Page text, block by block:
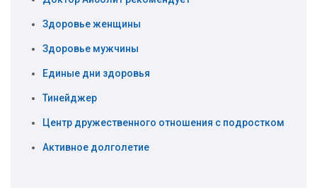
Здоровье женщины
Здоровье мужчины
Единые дни здоровья
Тинейджер
Центр дружественного отношения с подростком
Активное долголетие